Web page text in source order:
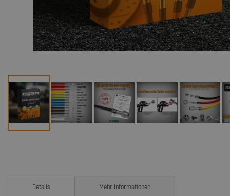
Details Mehr Informationen